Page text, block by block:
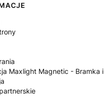
Maxlight Magnetic - Bramka i